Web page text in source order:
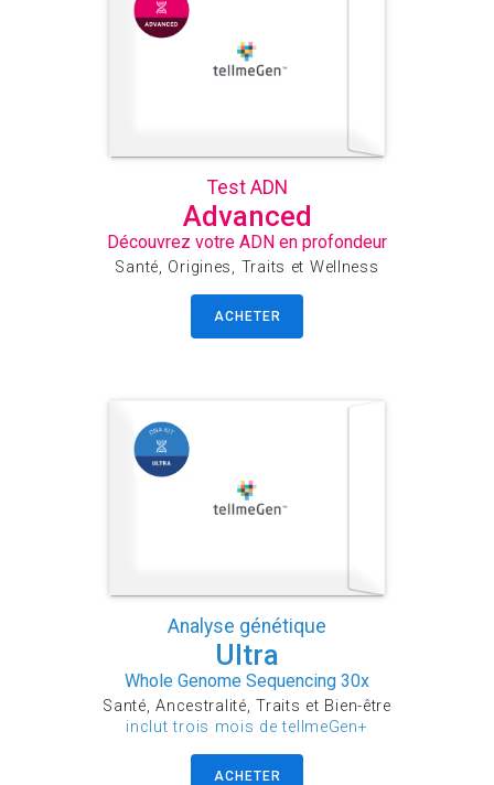
Test ADN
Advanced
Découvrez votre ADN en profondeur
Santé, Origines, Traits et Wellness
ACHETER
Analyse génétique
Ultra
Whole Genome Sequencing 30x
Santé, Ancestralité, Traits et Bien-être
inclut trois mois de tellmeGen+
ACHETER